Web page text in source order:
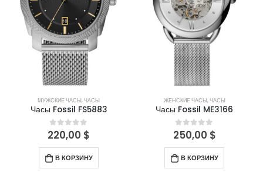
МУЖСКИЕ ЧАСЫ,ЧАСЫ
Часы Fossil FS5883
0out of 5
220,00 $
В КОРЗИНУ
ЖЕНСКИЕ ЧАСЫ,ЧАСЫ
Часы Fossil ME3166
0out of 5
250,00 $
В КОРЗИНУ